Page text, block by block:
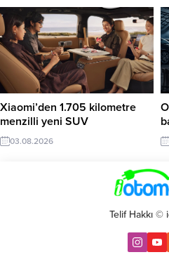
Xiaomi’den 1.705 kilometre
menzilli yeni SUV
03.08.2026
Telif Hakkı ©